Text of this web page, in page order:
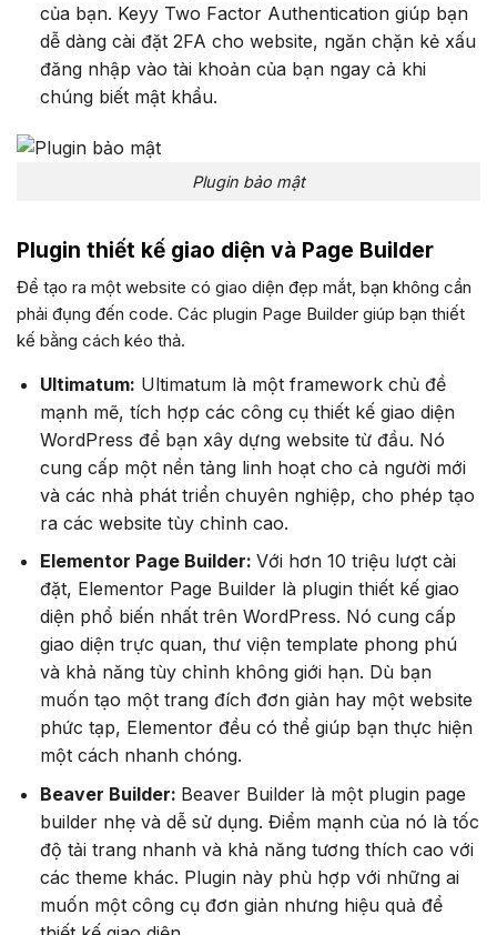
của bạn. Keyy Two Factor Authentication giúp bạn
dễ dàng cài đặt 2FA cho website, ngăn chặn kẻ xấu
đăng nhập vào tài khoản của bạn ngay cả khi
chúng biết mật khẩu.
Plugin bảo mật
Plugin thiết kế giao diện và Page Builder
Để tạo ra một website có giao diện đẹp mắt, bạn không cần
phải đụng đến code. Các plugin Page Builder giúp bạn thiết
kế bằng cách kéo thả.
Ultimatum: Ultimatum là một framework chủ đề
mạnh mẽ, tích hợp các công cụ thiết kế giao diện
WordPress để bạn xây dựng website từ đầu. Nó
cung cấp một nền tảng linh hoạt cho cả người mới
và các nhà phát triển chuyên nghiệp, cho phép tạo
ra các website tùy chỉnh cao.
Elementor Page Builder: Với hơn 10 triệu lượt cài
đặt, Elementor Page Builder là plugin thiết kế giao
diện phổ biến nhất trên WordPress. Nó cung cấp
giao diện trực quan, thư viện template phong phú
và khả năng tùy chỉnh không giới hạn. Dù bạn
muốn tạo một trang đích đơn giản hay một website
phức tạp, Elementor đều có thể giúp bạn thực hiện
một cách nhanh chóng.
Beaver Builder: Beaver Builder là một plugin page
builder nhẹ và dễ sử dụng. Điểm mạnh của nó là tốc
độ tải trang nhanh và khả năng tương thích cao với
các theme khác. Plugin này phù hợp với những ai
muốn một công cụ đơn giản nhưng hiệu quả để